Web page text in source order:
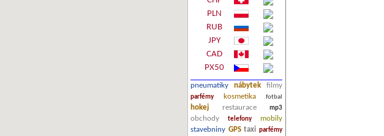
PLN
RUB
JPY
CAD
PX50
pneumatiky nábytek filmy
parfémy kosmetika fotbal
hokej restaurace mp3
obchody telefony
mobily
stavebniny GPS taxi parfémy